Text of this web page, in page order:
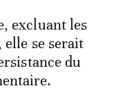
excluant les
se serait
du